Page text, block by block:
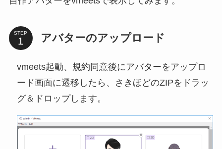
STEP アバターのアップロード
vmeets起動、規約同意後にアバターをアップロ
ード画面に遷移したら、さきほどのZIPをドラッ
グ＆ドロップします。